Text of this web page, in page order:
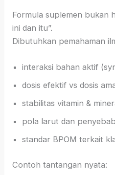
Formula suplemen bukan
ini dan itu”.
Dibutuhkan pemahaman
interaksi bahan aktif
dosis efektif vs dosis
stabilitas vitamin &
pola larut dan
standar BPOM terkait
Contoh tantangan nyata: